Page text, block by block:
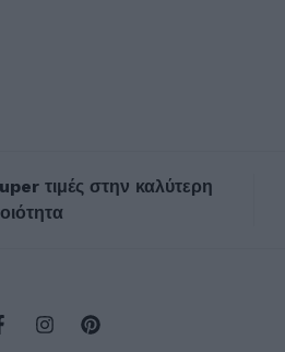
τιμές στην καλύτερη